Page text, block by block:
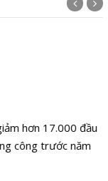
hơn 17.000 đầu
công trước năm